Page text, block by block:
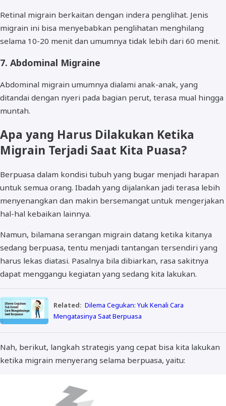
Retinal migrain berkaitan dengan indera penglihat. Jenis
migrain ini bisa menyebabkan penglihatan menghilang
selama 10-20 menit dan umumnya tidak lebih dari 60 menit.
7. Abdominal Migraine
Abdominal migrain umumnya dialami anak-anak, yang
ditandai dengan nyeri pada bagian perut, terasa mual hingga
muntah.
Apa yang Harus Dilakukan Ketika
Migrain Terjadi Saat Kita Puasa?
Berpuasa dalam kondisi tubuh yang bugar menjadi harapan
untuk semua orang. Ibadah yang dijalankan jadi terasa lebih
menyenangkan dan makin bersemangat untuk mengerjakan
hal-hal kebaikan lainnya.
Namun, bilamana serangan migrain datang ketika kitanya
sedang berpuasa, tentu menjadi tantangan tersendiri yang
harus lekas diatasi. Pasalnya bila dibiarkan, rasa sakitnya
dapat menggangu kegiatan yang sedang kita lakukan.
Related: Dilema Cegukan: Yuk Kenali Cara
Mengatasinya Saat Berpuasa
Nah, berikut, langkah strategis yang cepat bisa kita lakukan
ketika migrain menyerang selama berpuasa, yaitu: